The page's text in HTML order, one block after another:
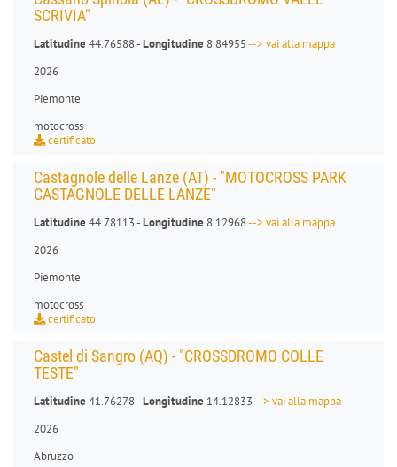
SCRIVIA"
Latitudine44.76588 -Longitudine 8.84955--> vai alla mappa
2026
Piemonte
motocross
certificato
Castagnole delle Lanze (AT) - "MOTOCROSS PARK
CASTAGNOLE DELLE LANZE"
Latitudine44.78113 -Longitudine 8.12968--> vai alla mappa
2026
Piemonte
motocross
certificato
Castel di Sangro (AQ) - "CROSSDROMO COLLE
TESTE"
Latitudine41.76278 -Longitudine 14.12833--> vai alla mappa
2026
Abruzzo